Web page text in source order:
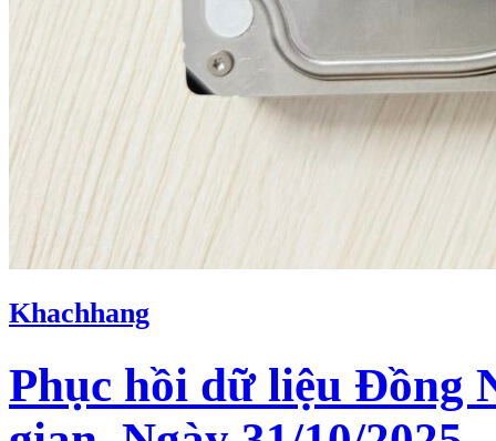
Khachhang
Phục hồi dữ liệu Đồng